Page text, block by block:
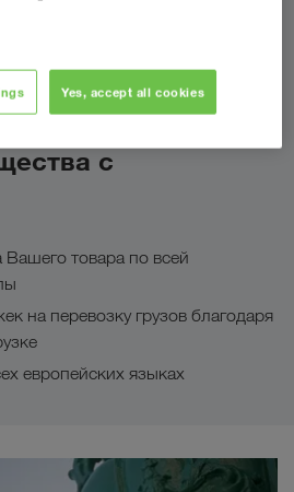
с
Вашего товара по всей
на перевозку грузов благодаря
европейских языках
Yes, accept all cookies